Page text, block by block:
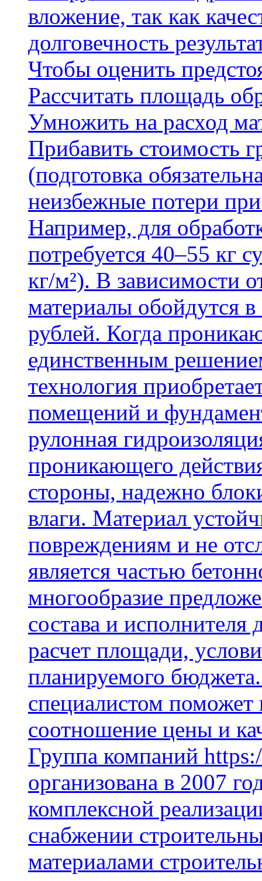
вложение, так как
долговечность
Чтобы оценить
Рассчитать площадь
Умножить на расход
Прибавить стоимость
(подготовка
неизбежные потери
Например, для
потребуется 40–55 кг
кг/м²). В зависимости
материалы обойдутся
рублей. Когда
единственным
технология
помещений и
рулонная
проникающего
стороны, надежно
влаги. Материал
повреждениям и не
является частью
многообразие
состава и
расчет площади,
планируемого
специалистом поможет
соотношение цены и
Группа компаний
организована в 2007
комплексной
снабжении
материалами